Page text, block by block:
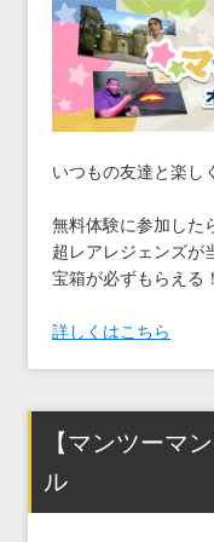
いつもの友達と楽し
無料体験に参加した
超レアレジェンズが
宝箱が必ずもらえる
詳しくはこちら
【マンツーマ
ル